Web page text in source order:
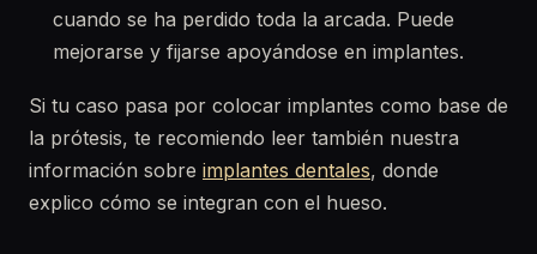
cuando se ha perdido toda la arcada. Puede
mejorarse y fijarse apoyándose en implantes.
Si tu caso pasa por colocar implantes como base de
la prótesis, te recomiendo leer también nuestra
información sobre implantes dentales, donde
explico cómo se integran con el hueso.